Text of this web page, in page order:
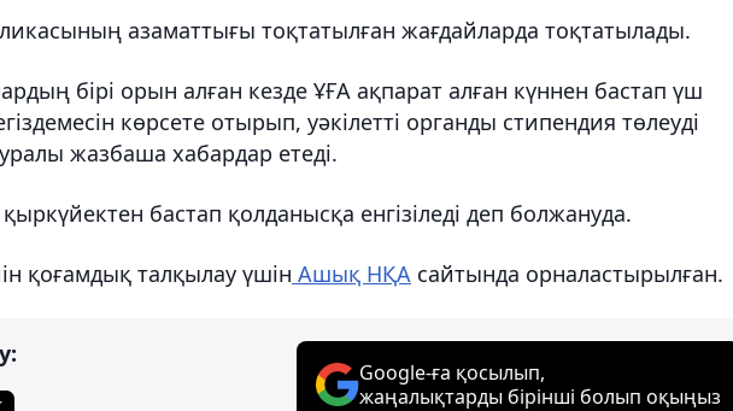
азаматтығы тоқтатылған жағдайларда тоқтатылады.
бірі орын алған кезде ҰҒА ақпарат алған күннен бастап үш
көрсете отырып, уәкілетті органды стипендия төлеуді
жазбаша хабардар етеді.
бастап қолданысқа енгізіледі деп болжануда.
қоғамдық талқылау үшін Ашық НҚА сайтында орналастырылған.
Google-ға қосылып,
жаңалықтарды бірінші болып оқыңыз